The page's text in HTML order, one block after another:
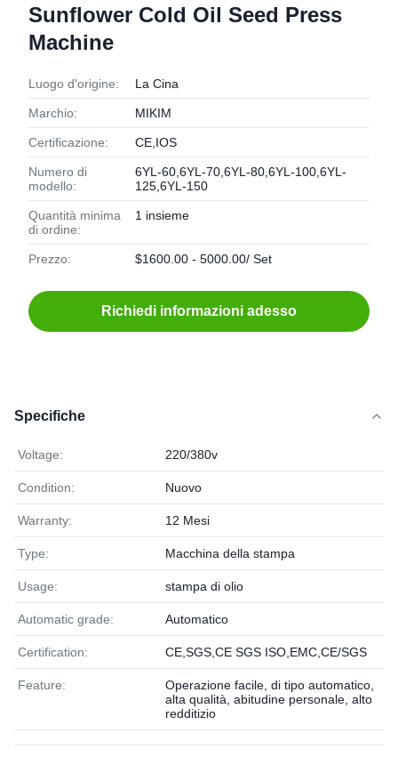
Sunflower Cold Oil Seed Press
Machine
Luogo d'origine: La Cina
Marchio: MIKIM
Certificazione: CE,IOS
Numero di
modello:
6YL-60,6YL-70,6YL-80,6YL-100,6YL-
125,6YL-150
Quantità minima
di ordine:
1 insieme
Prezzo: $1600.00 - 5000.00/ Set
Richiedi informazioni adesso
Specifiche
Voltage: 220/380v
Condition: Nuovo
Warranty: 12 Mesi
Type: Macchina della stampa
Usage: stampa di olio
Automatic grade: Automatico
Certification: CE,SGS,CE SGS ISO,EMC,CE/SGS
Feature:
Operazione facile, di tipo automatico,
alta qualità, abitudine personale, alto
redditizio